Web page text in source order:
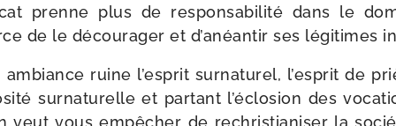
prenne plus de res­pon­sa­bi­li­té dans le
de le décou­ra­ger et d’anéantir ses légi­times
ambiance ruine l’esprit sur­na­tu­rel, l’esprit de
sur­na­tu­relle et par­tant l’éclosion des
veut vous empê­cher de rechris­tia­ni­ser la